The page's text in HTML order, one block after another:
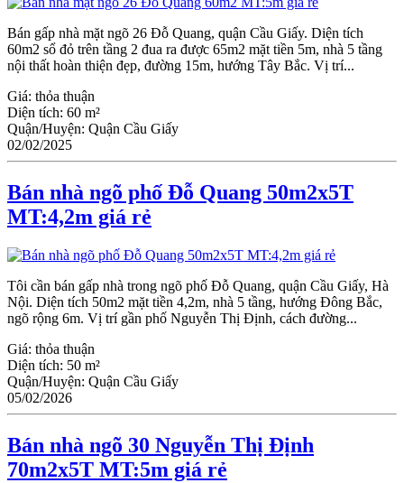
Bán gấp nhà mặt ngõ 26 Đỗ Quang, quận Ϲầu Giấy. Diện tích
60m2 sổ đỏ trên tầng 2 đua ra được 65m2 mặt tiền 5m, nhà 5 tầng
nội thất hoàn thiện đẹp, đường 15m, hướng Tây Bắc. Vị trí...
Giá: thỏa thuận
Diện tích: 60 m²
Quận/Huyện: Quận Cầu Giấy
02/02/2025
Bán nhà ngõ phố Đỗ Quang 50m2x5T
MT:4,2m giá rẻ
Tôi cần bán gấp nhà trong ngõ phố Đỗ Quang, quận Cầu Giấy, Hà
Nội. Diện tích 50m2 mặt tiền 4,2m, nhà 5 tầng, hướng Đông Bắc,
ngõ rộng 6m. Vị trí gần phố Nguyễn Thị Định, cách đường...
Giá: thỏa thuận
Diện tích: 50 m²
Quận/Huyện: Quận Cầu Giấy
05/02/2026
Bán nhà ngõ 30 Nguyễn Thị Định
70m2x5T MT:5m giá rẻ